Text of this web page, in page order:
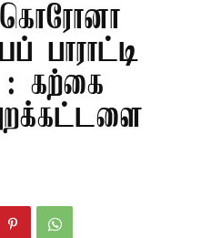
கொரோனா
பாராட்டி
: கற்கை